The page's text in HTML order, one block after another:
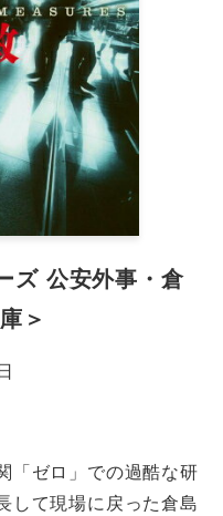
ズ 公安外事・倉
＞
「ゼロ」での過酷な研
して現場に戻った倉島